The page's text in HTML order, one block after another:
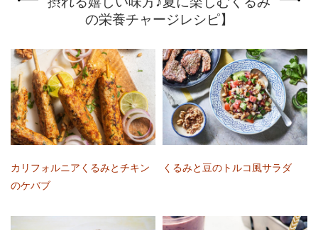
の栄養チャージレシピ】
カリフォルニアくるみとチキン
のケバブ
くるみと豆のトルコ風サラダ